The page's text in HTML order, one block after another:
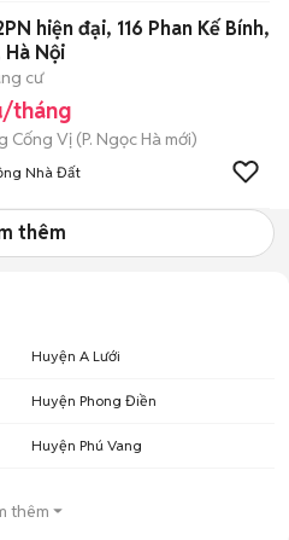
hiện đại, 116 Phan Kế Bính,
Hà Nội
cư
tháng
Cống Vị (P. Ngọc Hà mới)
Nhà Đất
thêm
Huyện A Lưới
Huyện Phong Điền
Huyện Phú Vang
thêm